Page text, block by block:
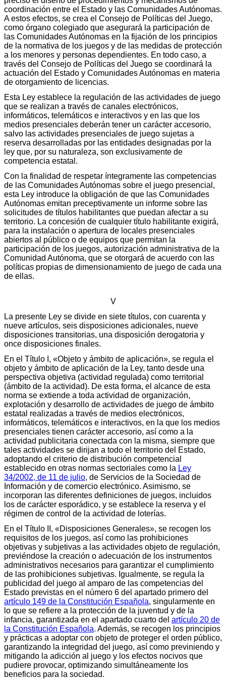
coordinación entre el Estado y las Comunidades Autónomas.
A estos efectos, se crea el Consejo de Políticas del Juego,
como órgano colegiado que asegurará la participación de
las Comunidades Autónomas en la fijación de los principios
de la normativa de los juegos y de las medidas de protección
a los menores y personas dependientes. En todo caso, a
través del Consejo de Políticas del Juego se coordinará la
actuación del Estado y Comunidades Autónomas en materia
de otorgamiento de licencias.
Esta Ley establece la regulación de las actividades de juego
que se realizan a través de canales electrónicos,
informáticos, telemáticos e interactivos y en las que los
medios presenciales deberán tener un carácter accesorio,
salvo las actividades presenciales de juego sujetas a
reserva desarrolladas por las entidades designadas por la
ley que, por su naturaleza, son exclusivamente de
competencia estatal.
Con la finalidad de respetar íntegramente las competencias
de las Comunidades Autónomas sobre el juego presencial,
esta Ley introduce la obligación de que las Comunidades
Autónomas emitan preceptivamente un informe sobre las
solicitudes de títulos habilitantes que puedan afectar a su
territorio. La concesión de cualquier título habilitante exigirá,
para la instalación o apertura de locales presenciales
abiertos al público o de equipos que permitan la
participación de los juegos, autorización administrativa de la
Comunidad Autónoma, que se otorgará de acuerdo con las
políticas propias de dimensionamiento de juego de cada una
de ellas.
V
La presente Ley se divide en siete títulos, con cuarenta y
nueve artículos, seis disposiciones adicionales, nueve
disposiciones transitorias, una disposición derogatoria y
once disposiciones finales.
En el Título I, «Objeto y ámbito de aplicación», se regula el
objeto y ámbito de aplicación de la Ley, tanto desde una
perspectiva objetiva (actividad regulada) como territorial
(ámbito de la actividad). De esta forma, el alcance de esta
norma se extiende a toda actividad de organización,
explotación y desarrollo de actividades de juego de ámbito
estatal realizadas a través de medios electrónicos,
informáticos, telemáticos e interactivos, en la que los medios
presenciales tienen carácter accesorio, así como a la
actividad publicitaria conectada con la misma, siempre que
tales actividades se dirijan a todo el territorio del Estado,
adoptando el criterio de distribución competencial
establecido en otras normas sectoriales como la Ley
34/2002, de 11 de julio, de Servicios de la Sociedad de
Información y de comercio electrónico. Asimismo, se
incorporan las diferentes definiciones de juegos, incluidos
los de carácter esporádico, y se establece la reserva y el
régimen de control de la actividad de loterías.
En el Título II, «Disposiciones Generales», se recogen los
requisitos de los juegos, así como las prohibiciones
objetivas y subjetivas a las actividades objeto de regulación,
previéndose la creación o adecuación de los instrumentos
administrativos necesarios para garantizar el cumplimiento
de las prohibiciones subjetivas. Igualmente, se regula la
publicidad del juego al amparo de las competencias del
Estado previstas en el número 6 del apartado primero del
artículo 149 de la Constitución Española, singularmente en
lo que se refiere a la protección de la juventud y de la
infancia, garantizada en el apartado cuarto del artículo 20 de
la Constitución Española. Además, se recogen los principios
y prácticas a adoptar con objeto de proteger el orden público,
garantizando la integridad del juego, así como previniendo y
mitigando la adicción al juego y los efectos nocivos que
pudiere provocar, optimizando simultáneamente los
beneficios para la sociedad.